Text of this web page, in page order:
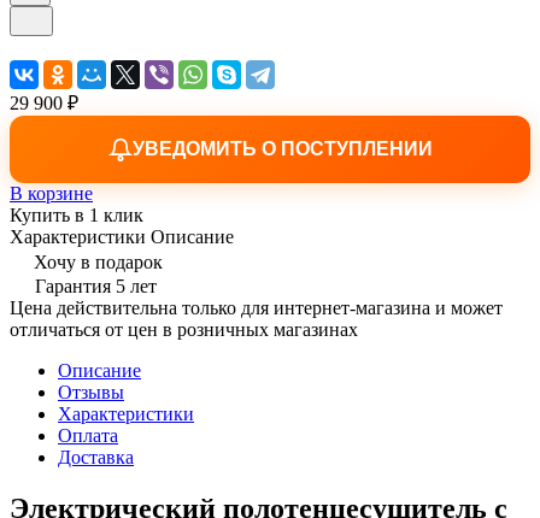
29 900 ₽
УВЕДОМИТЬ О ПОСТУПЛЕНИИ
В корзине
Купить в 1 клик
Характеристики Описание
Хочу в подарок
Гарантия 5 лет
Цена действительна только для интернет-магазина и может
отличаться от цен в розничных магазинах
Описание
Отзывы
Характеристики
Оплата
Доставка
Электрический полотенцесушитель с